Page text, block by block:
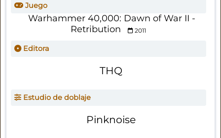
Juego
Warhammer 40,000: Dawn of War II -
Retribution
2011
Editora
THQ
Estudio de doblaje
Pinknoise